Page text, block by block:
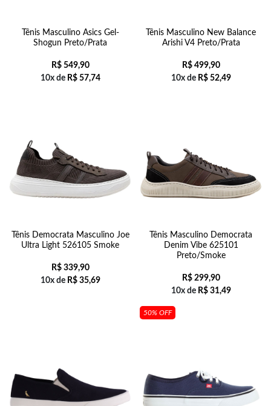
Tênis Masculino Asics Gel-
Shogun Preto/Prata
R$549,90
10x de R$57,74
Tênis Masculino New Balance
Arishi V4 Preto/Prata
R$499,90
10x de R$52,49
Tênis Democrata Masculino Joe
Ultra Light 526105 Smoke
R$339,90
10x de R$35,69
Tênis Masculino Democrata
Denim Vibe 625101
Preto/Smoke
R$299,90
10x de R$31,49
50% OFF